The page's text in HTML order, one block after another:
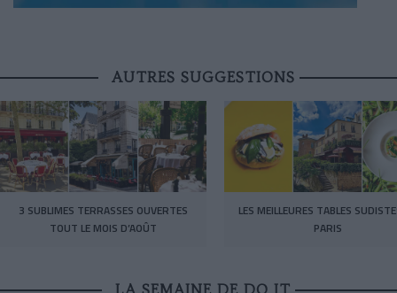
AUTRES SUGGESTIONS
3 SUBLIMES TERRASSES OUVERTES
TOUT LE MOIS D’AOÛT
LES MEILLEURES TABLES
PARIS